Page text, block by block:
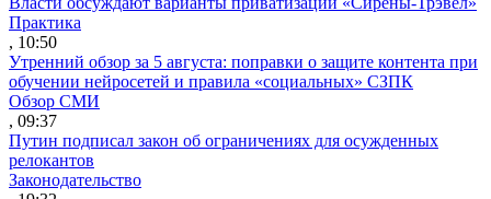
Практика
, 10:50
Утренний обзор за 5 августа: поправки о защите контента при
обучении нейросетей и правила «социальных» СЗПК
Обзор СМИ
, 09:37
Путин подписал закон об ограничениях для осужденных
релокантов
Законодательство